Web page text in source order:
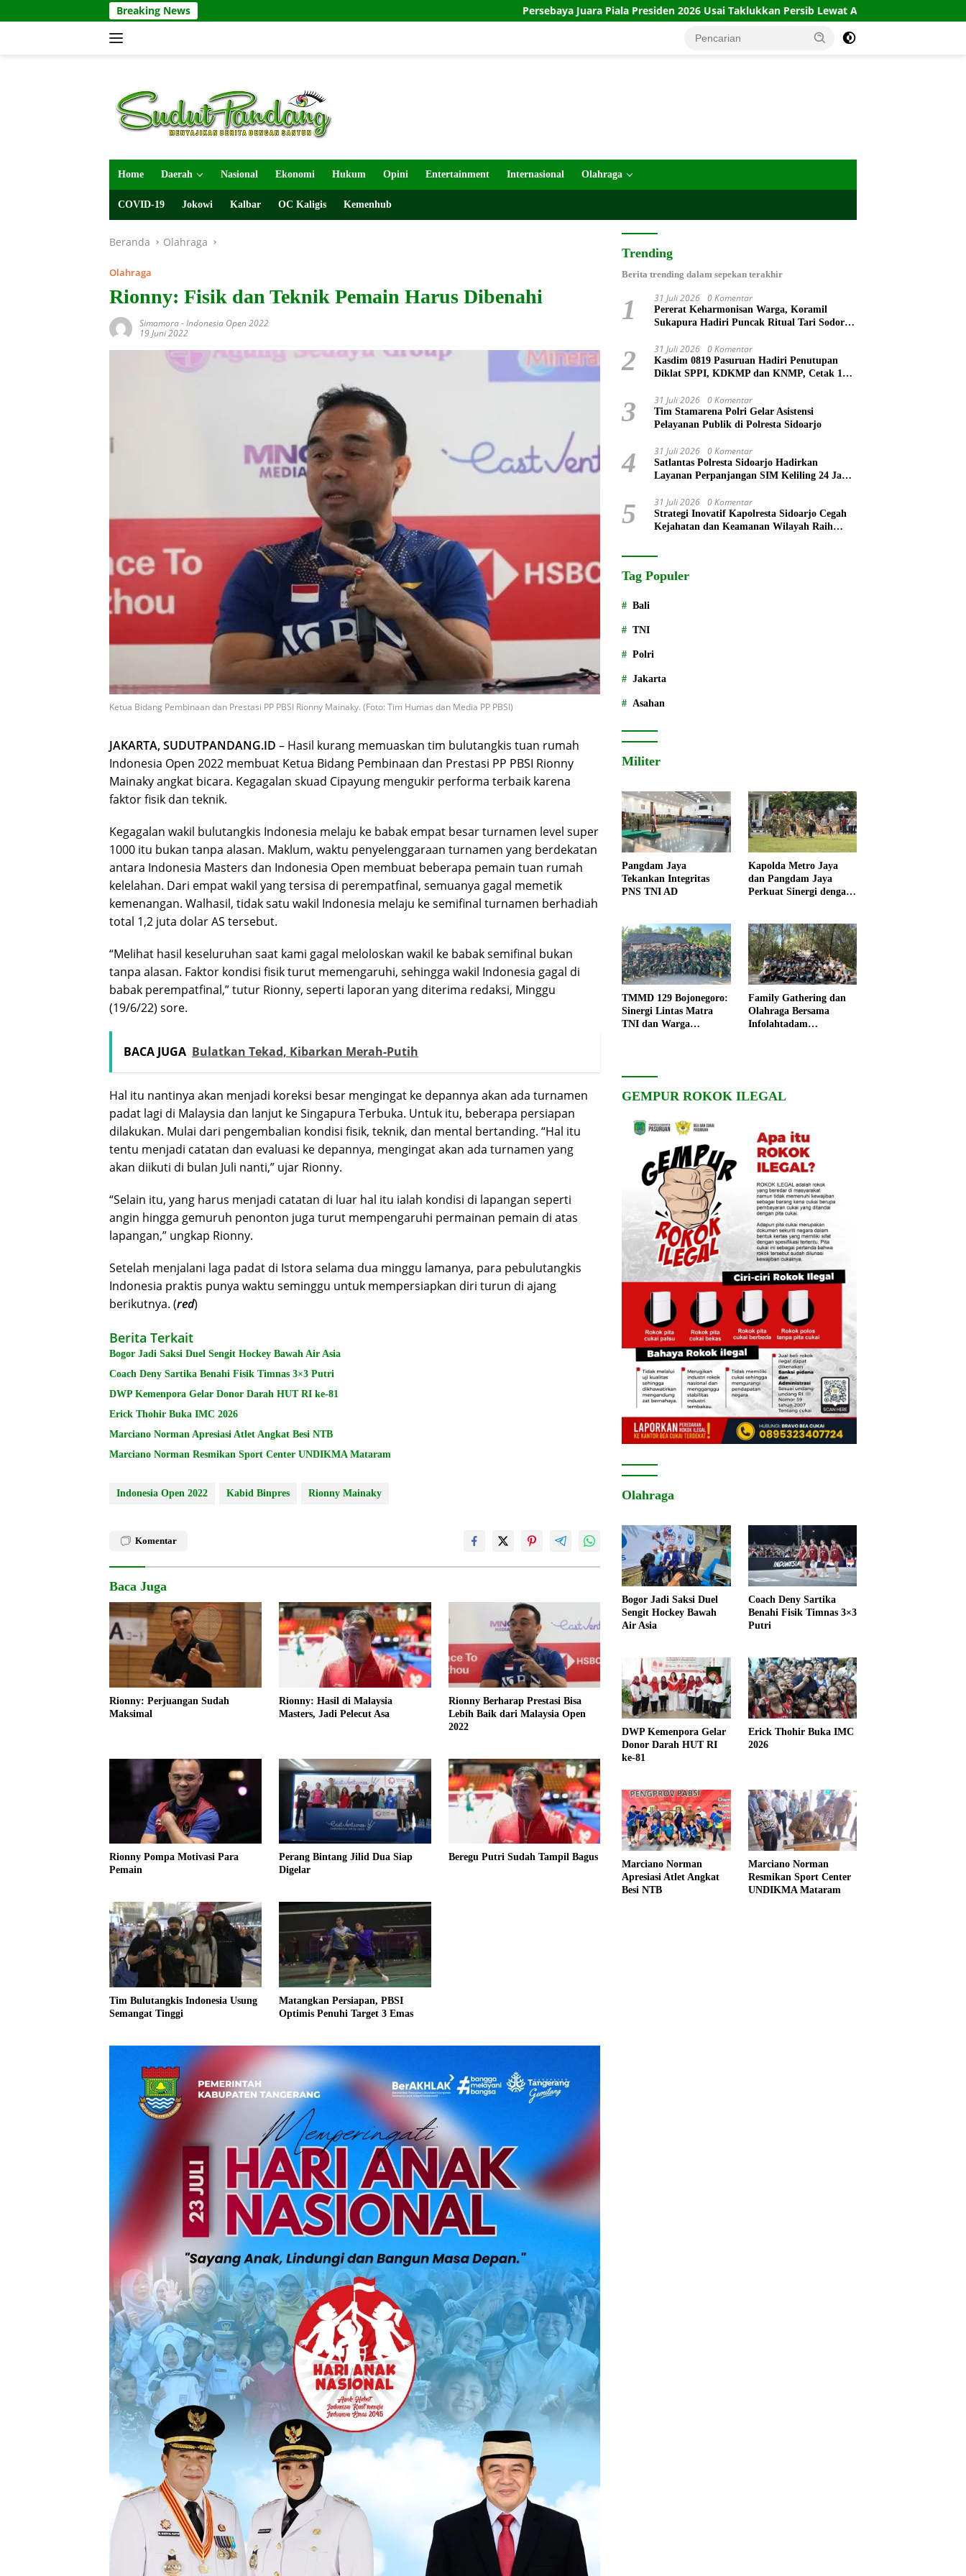
ke
Breaking News Persebaya Juara Piala Presiden 2026 Usai Taklukkan Persib Lewat Adu Penalti Babinsa Plinggisan
Home Daerah Nasional Ekonomi Hukum Opini Entertainment Internasional Olahraga
COVID-19 Jokowi Kalbar OC Kaligis Kemenhub
Beranda Olahraga
Olahraga
Rionny: Fisik dan Teknik Pemain Harus Dibenahi
Simamora-Indonesia Open 2022
19 Juni 2022
Ketua Bidang Pembinaan dan Prestasi PP PBSI Rionny Mainaky. (Foto: Tim Humas dan Media PP PBSI)
JAKARTA, SUDUTPANDANG.ID – Hasil kurang memuaskan tim bulutangkis tuan rumah
Indonesia Open 2022 membuat Ketua Bidang Pembinaan dan Prestasi PP PBSI Rionny
Mainaky angkat bicara. Kegagalan skuad Cipayung mengukir performa terbaik karena
faktor fisik dan teknik.
Kegagalan wakil bulutangkis Indonesia melaju ke babak empat besar turnamen level super
1000 itu bukan tanpa alasan. Maklum, waktu penyelenggaraan turnamen yang berdekatan
antara Indonesia Masters dan Indonesia Open membuat beberapa pemain tuan rumah
kelelahan. Dari empat wakil yang tersisa di perempatfinal, semuanya gagal memetik
kemenangan. Walhasil, tidak satu wakil Indonesia melaju ke semifinal turnamen berhadiah
total 1,2 juta dolar AS tersebut.
“Melihat hasil keseluruhan saat kami gagal meloloskan wakil ke babak semifinal bukan
tanpa alasan. Faktor kondisi fisik turut memengaruhi, sehingga wakil Indonesia gagal di
babak perempatfinal,” tutur Rionny, seperti laporan yang diterima redaksi, Minggu
(19/6/22) sore.
BACA JUGA Bulatkan Tekad, Kibarkan Merah-Putih
Hal itu nantinya akan menjadi koreksi besar mengingat ke depannya akan ada turnamen
padat lagi di Malaysia dan lanjut ke Singapura Terbuka. Untuk itu, beberapa persiapan
dilakukan. Mulai dari pengembalian kondisi fisik, teknik, dan mental bertanding. “Hal itu
tentu menjadi catatan dan evaluasi ke depannya, mengingat akan ada turnamen yang
akan diikuti di bulan Juli nanti,” ujar Rionny.
“Selain itu, yang harus menjadi catatan di luar hal itu ialah kondisi di lapangan seperti
angin hingga gemuruh penonton juga turut mempengaruhi permainan pemain di atas
lapangan,” ungkap Rionny.
Setelah menjalani laga padat di Istora selama dua minggu lamanya, para pebulutangkis
Indonesia praktis punya waktu seminggu untuk mempersiapkan diri turun di ajang
berikutnya. (red)
Berita Terkait
Bogor Jadi Saksi Duel Sengit Hockey Bawah Air Asia
Coach Deny Sartika Benahi Fisik Timnas 3×3 Putri
DWP Kemenpora Gelar Donor Darah HUT RI ke-81
Erick Thohir Buka IMC 2026
Marciano Norman Apresiasi Atlet Angkat Besi NTB
Marciano Norman Resmikan Sport Center UNDIKMA Mataram
Indonesia Open 2022 Kabid Binpres Rionny Mainaky
Komentar
Baca Juga
Rionny: Perjuangan Sudah
Maksimal
Rionny: Hasil di Malaysia
Masters, Jadi Pelecut Asa
Rionny Berharap Prestasi Bisa
Lebih Baik dari Malaysia Open
2022
Rionny Pompa Motivasi Para
Pemain
Perang Bintang Jilid Dua Siap
Digelar
Beregu Putri Sudah Tampil Bagus
Tim Bulutangkis Indonesia Usung
Semangat Tinggi
Matangkan Persiapan, PBSI
Optimis Penuhi Target 3 Emas
Trending
Berita trending dalam sepekan terakhir
1 31 Juli 2026 0 Komentar
Pererat Keharmonisan Warga, Koramil
Sukapura Hadiri Puncak Ritual Tari Sodoran
2 31 Juli 2026 0 Komentar
Kasdim 0819 Pasuruan Hadiri Penutupan
Diklat SPPI, KDKMP dan KNMP, Cetak 172
3 31 Juli 2026 0 Komentar
Tim Stamarena Polri Gelar Asistensi
Pelayanan Publik di Polresta Sidoarjo
4 31 Juli 2026 0 Komentar
Satlantas Polresta Sidoarjo Hadirkan
Layanan Perpanjangan SIM Keliling 24 Jam
5 31 Juli 2026 0 Komentar
Strategi Inovatif Kapolresta Sidoarjo Cegah
Kejahatan dan Keamanan Wilayah Raih
Tag Populer
Bali
TNI
Polri
Jakarta
Asahan
Militer
Pangdam Jaya
Tekankan Integritas
PNS TNI AD
Kapolda Metro Jaya
dan Pangdam Jaya
Perkuat Sinergi dengan
TMMD 129 Bojonegoro:
Sinergi Lintas Matra
TNI dan Warga
Family Gathering dan
Olahraga Bersama
Infolahtadam
GEMPUR ROKOK ILEGAL
Olahraga
Bogor Jadi Saksi Duel
Sengit Hockey Bawah
Air Asia
Coach Deny Sartika
Benahi Fisik Timnas 3×3
Putri
DWP Kemenpora Gelar
Donor Darah HUT RI
ke-81
Erick Thohir Buka IMC
2026
Marciano Norman
Apresiasi Atlet Angkat
Besi NTB
Marciano Norman
Resmikan Sport Center
UNDIKMA Mataram